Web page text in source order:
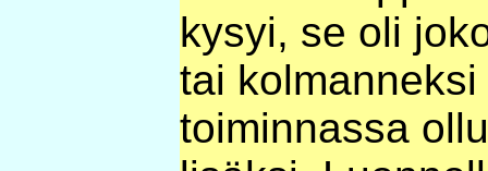
kysyi, se oli
tai
toiminnassa